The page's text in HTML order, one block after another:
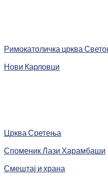
Римокатоличка црква
Нови Карловци
Црква Сретења
Споменик Лази Харамбаши
Смештај и храна